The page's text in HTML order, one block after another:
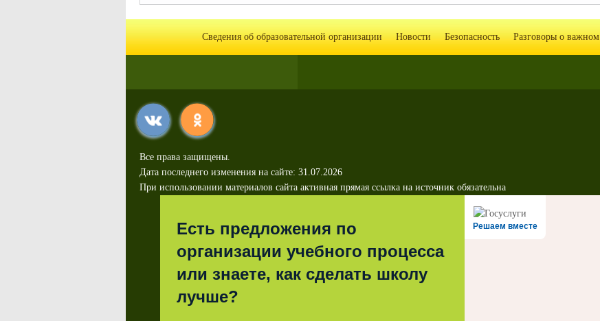
Сведения об образовательной организации Новости Безопасность Разговоры о важном
Все права защищены.
Дата последнего изменения на сайте: 31.07.2026
При использовании материалов сайта активная прямая ссылка на источник обязательна
Решаем вместе
Есть предложения по
организации учебного процесса
или знаете, как сделать школу
лучше?